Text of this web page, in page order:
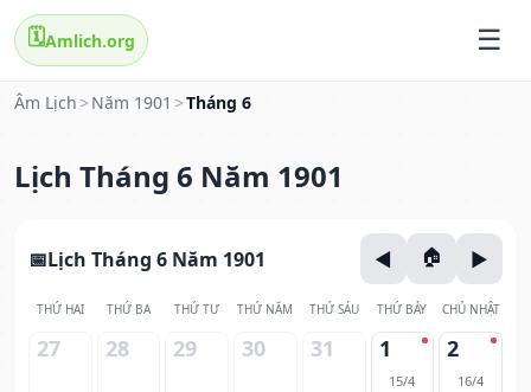
🗓️Amlich.org
Âm Lịch > Năm 1901 >Tháng 6
Lịch Tháng 6 Năm 1901
Lịch Tháng 6 Năm 1901
THỨ HAI THỨ BA THỨ TƯ THỨ NĂM THỨ SÁU THỨ BẢY CHỦ NHẬT
27 28 29 30 31 1
15/4
2
16/4